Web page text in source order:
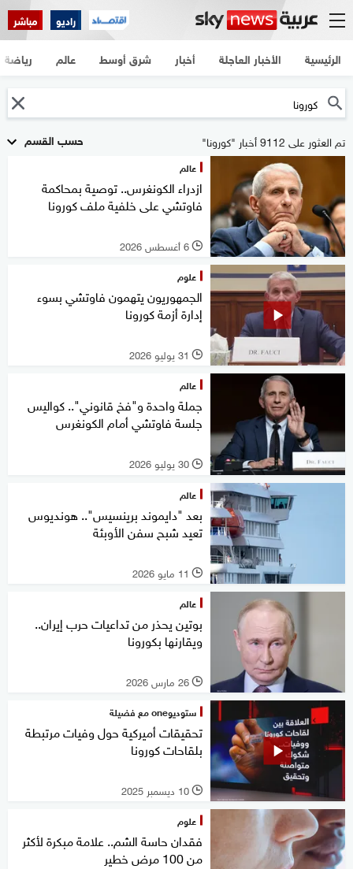
راديو مباشر
الرئيسية الأخبار العاجلة أخبار شرق أوسط عالم رياضة
حسب القسم تم العثور على 9112 أخبار "كورونا"
عالم
ازدراء الكونغرس.. توصية بمحاكمة
فاوتشي على خلفية ملف كورونا
l 6 أغسطس 2026
علوم
الجمهوريون يتهمون فاوتشي بسوء
إدارة أزمة كورونا
l 31 يوليو 2026
عالم
جملة واحدة و"فخ قانوني".. كواليس
جلسة فاوتشي أمام الكونغرس
l 30 يوليو 2026
عالم
بعد "دايموند برينسيس".. هونديوس
تعيد شبح سفن الأوبئة
l 11 مايو 2026
عالم
بوتين يحذر من تداعيات حرب إيران..
ويقارنها بكورونا
l 26 مارس 2026
ستوديوone مع فضيلة
تحقيقات أميركية حول وفيات مرتبطة
بلقاحات كورونا
l 10 ديسمبر 2025
علوم
فقدان حاسة الشم.. علامة مبكرة لأكثر
من 100 مرض خطير